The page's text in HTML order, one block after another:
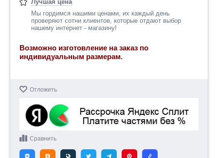
Лучшая цена
Мы гордимся нашими ценами, их каждый день
проверяют сотни клиентов, которые отдают выбор
нашему интернет - магазину!
Возможно изготовление на заказ по
индивидуальным размерам.
Отложить
Сравнить